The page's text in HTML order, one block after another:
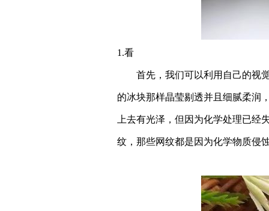
1.看
首先，我们可以利用自己的视觉
的冰块那样晶莹剔透并且细腻柔润
上去有光泽，但因为化学处理已
纹，那些网纹都是因为化学物质侵